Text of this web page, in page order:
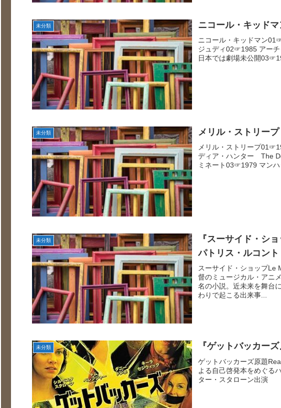
未分類 ニコール・キッドマ
ニコール・キッドマン
ジュディ02☞1985 アー
日本では劇場未公開
未分類 メリル・ストリープ
メリル・ストリープ
ディア・ハンター The
ミネート03☞1979 マン
未分類
『スーサイド・シ
パトリス・ルコント
スーサイド・ショップLe
督のミュージカル・アニ
名の小説。近未来を舞台
わりで起こる出来事...
未分類 『ゲットバッカーズ
ゲットバッカーズ原題
よる自己啓発本をめぐる
ター・スタローン出演